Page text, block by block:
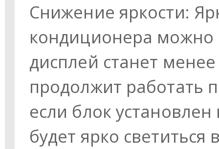
Снижение яркости:
кондиционера можно
дисплей станет
продолжит работать
если блок
будет ярко